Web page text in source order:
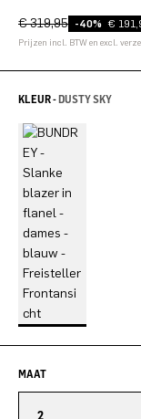
€ 319,95 -40% €
Prijzen incl. BTW en excl.
KLEUR -DUSTY SKY
MAAT
2